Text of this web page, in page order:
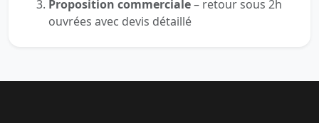
Proposition commerciale– retour sous 2h
ouvrées avec devis détaillé